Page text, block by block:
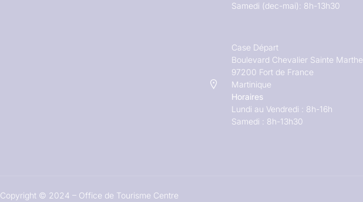
Samedi (dec-mai): 8h-13h30
Case Départ
Boulevard Chevalier Sainte Marthe
97200 Fort de France
Martinique
Horaires
Lundi au Vendredi : 8h-16h
Samedi : 8h-13h30
Copyright © 2024 – Office de Tourisme Centre